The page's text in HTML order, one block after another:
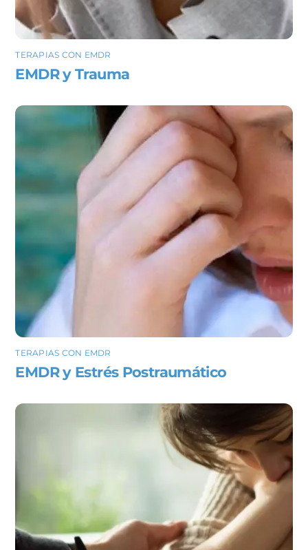
TERAPIAS CON EMDR
EMDR y Trauma
TERAPIAS CON EMDR
EMDR y Estrés Postraumático